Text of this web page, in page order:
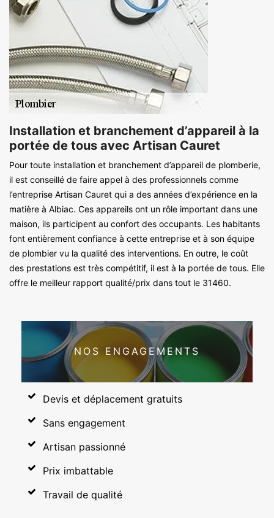
Installation et branchement d’appareil à la
portée de tous avec Artisan Cauret
Pour toute installation et branchement d’appareil de plomberie,
il est conseillé de faire appel à des professionnels comme
l’entreprise Artisan Cauret qui a des années d’expérience en la
matière à Albiac. Ces appareils ont un rôle important dans une
maison, ils participent au confort des occupants. Les habitants
font entièrement confiance à cette entreprise et à son équipe
de plombier vu la qualité des interventions. En outre, le coût
des prestations est très compétitif, il est à la portée de tous. Elle
offre le meilleur rapport qualité/prix dans tout le 31460.
NOS ENGAGEMENTS
Devis et déplacement gratuits
Sans engagement
Artisan passionné
Prix imbattable
Travail de qualité